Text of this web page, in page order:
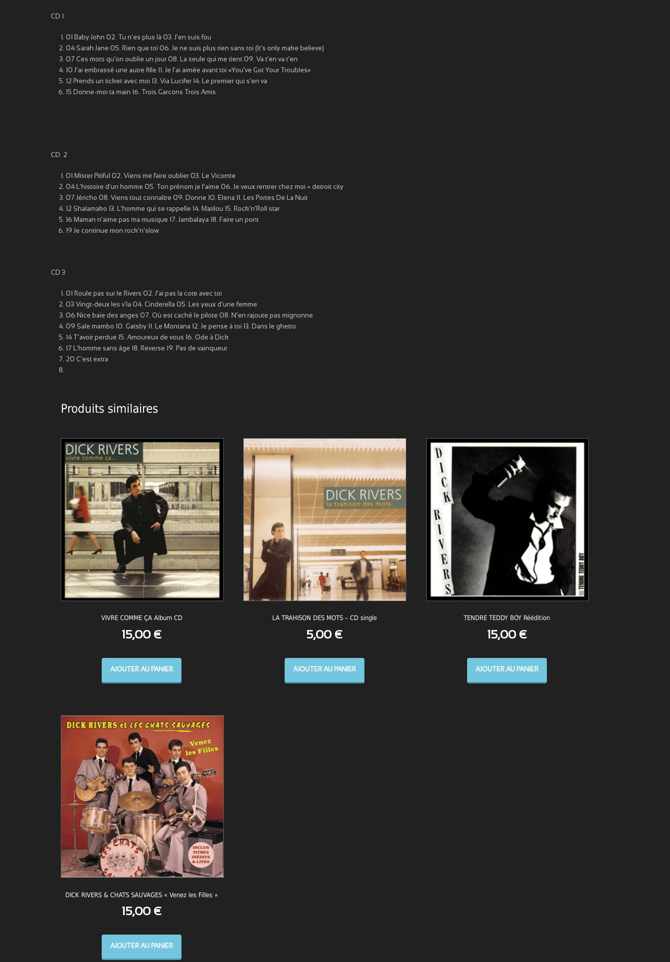
CD 1
01 Baby John 02. Tu n’es plus là 03. J’en suis fou
04 Sarah Jane 05. Rien que toi 06. Je ne suis plus rien sans toi (It’s only make believe)
07 Ces mots qu’on oublie un jour 08. La seule qui me tient 09. Va t’en va t’en
10 J’ai embrassé une autre fille 11. Je l’ai aimée avant toi «You’ve Got Your Troubles»
12 Prends un ticket avec moi 13. Via Lucifer 14. Le premier qui s’en va
15 Donne-moi ta main 16. Trois Garcons Trois Amis
CD 2
01 Mister Pitiful 02. Viens me faire oublier 03. Le Vicomte
04 L’histoire d’un homme 05. Ton prénom je l’aime 06. Je veux rentrer chez moi = detroit city
07 Jéricho 08. Viens tout connaître 09. Donne 10. Elena 11. Les Portes De La Nuit
12 Shalamako 13. L’homme qui se rappelle 14. Marilou 15. Rock’n’Roll star
16 Maman n’aime pas ma musique 17. Jambalaya 18. Faire un pont
19 Je continue mon rock’n’slow
CD 3
01 Roule pas sur le Rivers 02. J’ai pas la cote avec toi
03 Vingt-deux les v’la 04. Cinderella 05. Les yeux d’une femme
06 Nice baie des anges 07. Où est caché le pilote 08. N’en rajoute pas mignonne
09 Sale mambo 10. Gatsby 11. Le Montana 12. Je pense à toi 13. Dans le ghetto
14 T’avoir perdue 15. Amoureux de vous 16. Ode à Dick
17 L’homme sans âge 18. Reverse 19. Pas de vainqueur
20 C’est extra
Produits similaires
VIVRE COMME ÇA Album CD
15,00 €
AJOUTER AU PANIER
LA TRAHISON DES MOTS – CD single
5,00 €
AJOUTER AU PANIER
TENDRE TEDDY BOY Réédition
15,00 €
AJOUTER AU PANIER
DICK RIVERS & CHATS SAUVAGES « Venez les Filles »
15,00 €
AJOUTER AU PANIER